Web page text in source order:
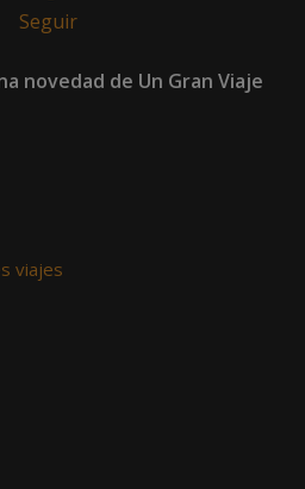
Seguir
novedad de Un Gran Viaje
viajes